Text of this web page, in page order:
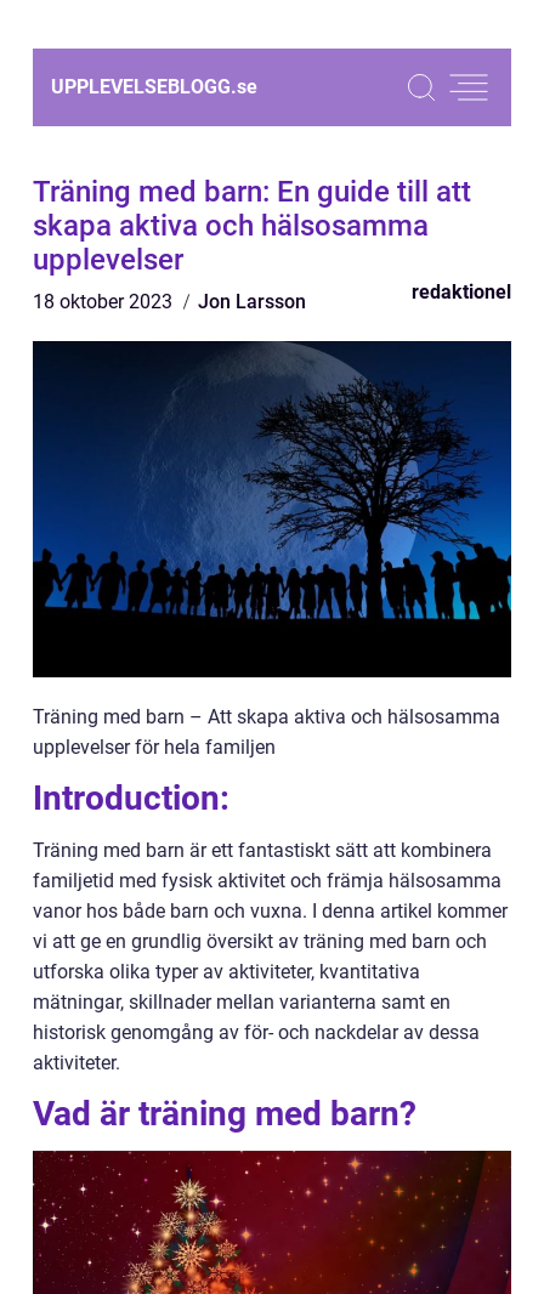
UPPLEVELSEBLOGG.se
Träning med barn: En guide till att
skapa aktiva och hälsosamma
upplevelser
18 oktober 2023 Jon Larsson redaktionel
Träning med barn – Att skapa aktiva och hälsosamma
upplevelser för hela familjen
Introduction:
Träning med barn är ett fantastiskt sätt att kombinera
familjetid med fysisk aktivitet och främja hälsosamma
vanor hos både barn och vuxna. I denna artikel kommer
vi att ge en grundlig översikt av träning med barn och
utforska olika typer av aktiviteter, kvantitativa
mätningar, skillnader mellan varianterna samt en
historisk genomgång av för- och nackdelar av dessa
aktiviteter.
Vad är träning med barn?